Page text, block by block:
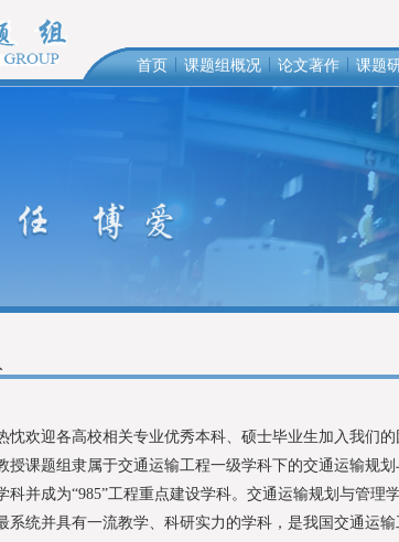
首页 课题组概况 论文著作 课题
欢迎各高校相关专业优秀本科、硕士毕业生加入我们的
课题组隶属于交通运输工程一级学科下的交通运输规划
科并成为“985”工程重点建设学科。交通运输规划与管
系统并具有一流教学、科研实力的学科，是我国交通运